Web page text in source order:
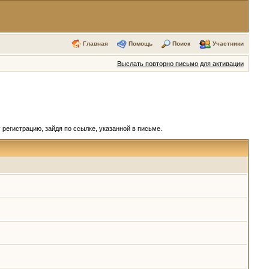
Главная Помощь Поиск Участники
Выслать повторно письмо для активации
зайдя по ссылке, указанной в письме.